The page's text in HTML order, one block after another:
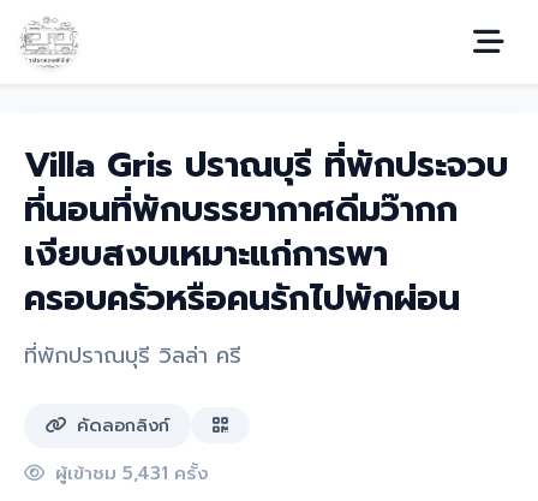
Villa Gris ปราณบุรี ที่พักประจวบ
ที่นอนที่พักบรรยากาศดีมว๊ากก
เงียบสงบเหมาะแก่การพา
ครอบครัวหรือคนรักไปพักผ่อน
ที่พักปราณบุรี วิลล่า ครี
คัดลอกลิงก์
ผู้เข้าชม 5,431 ครั้ง